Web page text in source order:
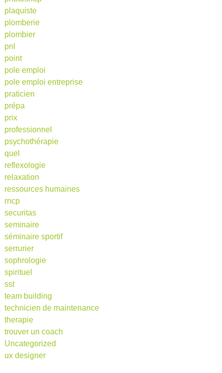
plaquiste
plomberie
plombier
pnl
point
pole emploi
pole emploi entreprise
praticien
prépa
prix
professionnel
psychothérapie
quel
reflexologie
relaxation
ressources humaines
rncp
securitas
seminaire
séminaire sportif
serrurier
sophrologie
spirituel
sst
team building
technicien de maintenance
therapie
trouver un coach
Uncategorized
ux designer